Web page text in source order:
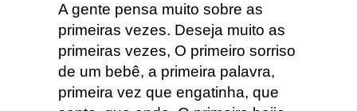
A gente pensa muito sobre as
primeiras vezes. Deseja muito as
primeiras vezes, O primeiro sorriso
de um bebê, a primeira palavra,
primeira vez que engatinha, que